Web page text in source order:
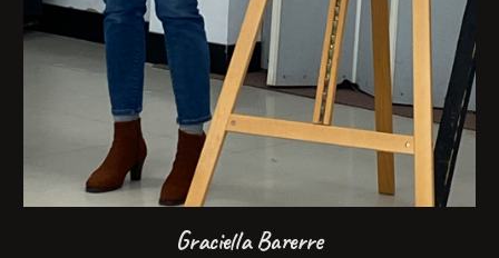
Graciella Barerre